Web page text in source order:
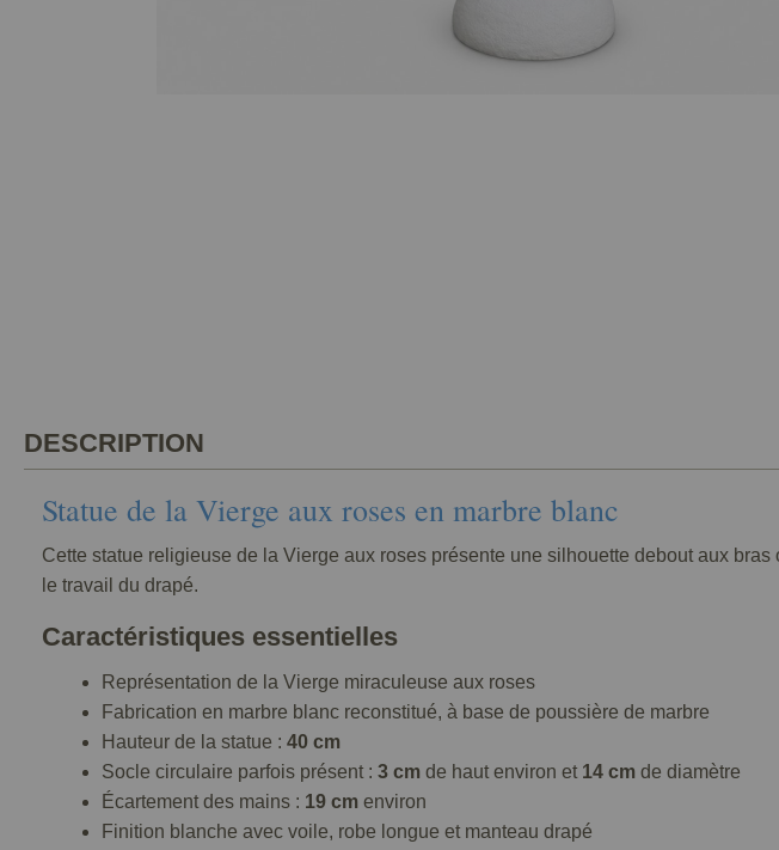
DESCRIPTION
Statue de la Vierge aux roses en marbre blanc
Cette statue religieuse de la Vierge aux roses présente une silhouette debout aux
le travail du drapé.
Caractéristiques essentielles
Représentation de la Vierge miraculeuse aux roses
Fabrication en marbre blanc reconstitué, à base de poussière de marbre
Hauteur de la statue : 40 cm
Socle circulaire parfois présent : 3 cm de haut environ et 14 cm de diamètre
Écartement des mains : 19 cm environ
Finition blanche avec voile, robe longue et manteau drapé